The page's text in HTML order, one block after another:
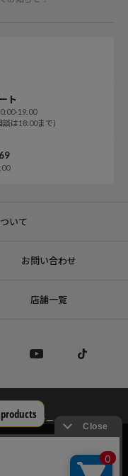
ト
19:00
談は18:00まで)
いて
お問い合わせ
店舗一覧
テナブルマークについて
物営業法に基づく表記
最適な提供、トラフィック